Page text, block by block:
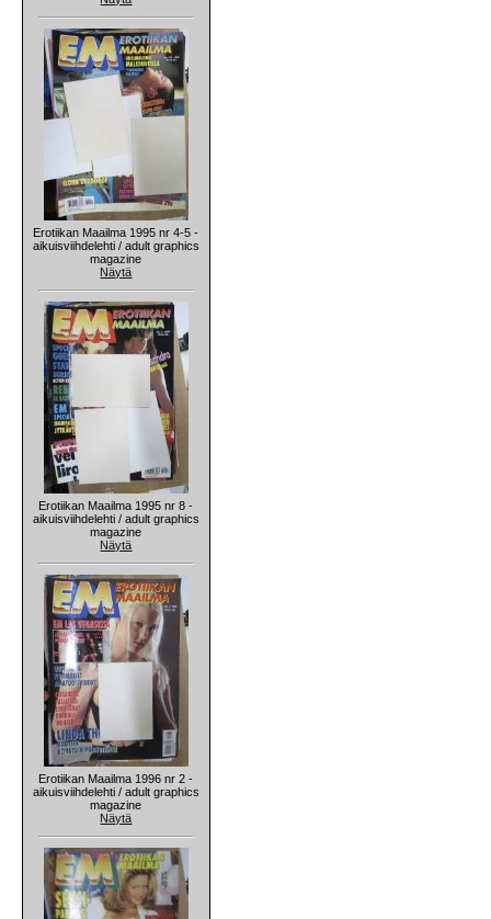
Erotiikan Maailma 1995 nr 4-5 -
aikuisviihdelehti / adult graphics
magazine
Näytä
Erotiikan Maailma 1995 nr 8 -
aikuisviihdelehti / adult graphics
magazine
Näytä
Erotiikan Maailma 1996 nr 2 -
aikuisviihdelehti / adult graphics
magazine
Näytä